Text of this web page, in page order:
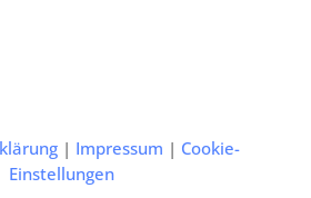
| Impressum | Cookie-
Einstellungen